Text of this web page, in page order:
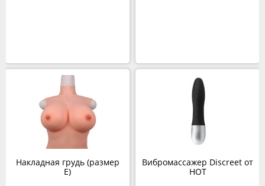
Накладная грудь (размер
E)
Вибромассажер Discreet от
HOT